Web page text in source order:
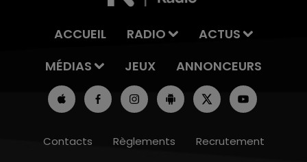
ACCUEIL RADIO
ACTUS
MÉDIAS
JEUX ANNONCEURS
Contacts Règlements Recrutement